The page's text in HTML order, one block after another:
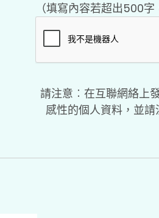
（填寫內容若超出500
請注意︰在互聯網絡上
感性的個人資料，並